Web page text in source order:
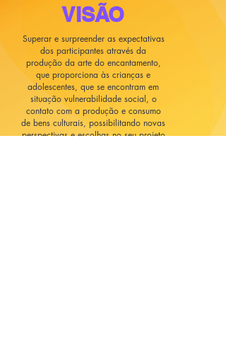
Superar e surpreender as expectativas
dos participantes através da
produção da arte do encantamento,
que proporciona às crianças e
adolescentes, que se encontram em
situação vulnerabilidade social, o
contato com a produção e consumo
de bens culturais, possibilitando novas
perspectivas e escolhas no seu projeto
VISÃO